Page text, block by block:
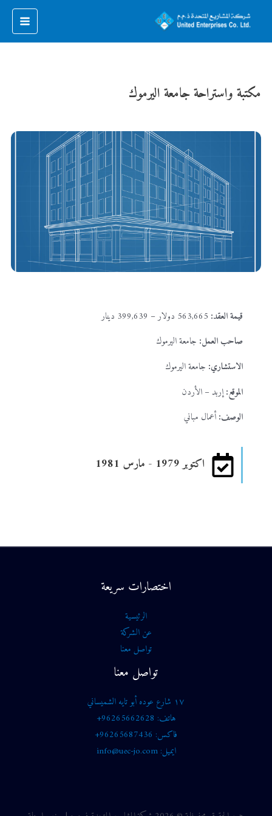
مكتبة واستراحة جامعة اليرموك
قيمة العقد:
صاحب العمل: جامعة اليرموك
الاستشاري: جامعة اليرموك
الموقع:إربد – الأردن
الوصف:أعمال مباني
اكتوبر 1979 - مارس 1981
اختصارات سريعة
الرئيسية
عن الشركة
تواصل معنا
تواصل معنا
١٧ شارع عوده أبو تايه الشميساني
هاتف: 96265662628+
فاكس: 96265687436+
ايميل: info@uec-jo.com